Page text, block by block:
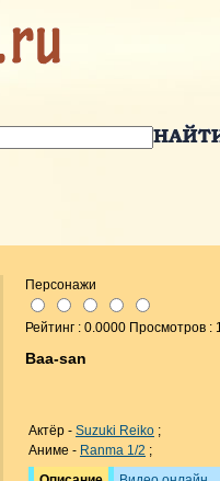
Персонажи
Рейтинг : 0.0000 Просмотров :
Baa-san
Актёр - Suzuki Reiko ;
Аниме - Ranma 1/2 ;